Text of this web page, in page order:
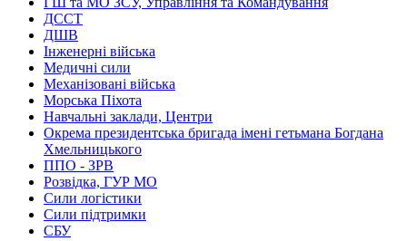
ДССТ
ДШВ
Інженерні війська
Медичні сили
Механізовані війська
Морська Піхота
Навчальні заклади, Центри
Окрема президентська бригада імені гетьмана Богдана
Хмельницького
ППО - ЗРВ
Розвідка, ГУР МО
Сили логістики
Сили підтримки
СБУ